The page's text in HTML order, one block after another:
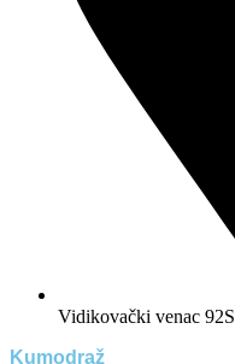
Vidikovački venac 92S
Kumodraž